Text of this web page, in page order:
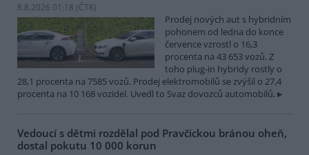
8.8.2026 01:18 (ČTK)
Prodej nových aut s hybridním
pohonem od ledna do konce
července vzrostl o 16,3
procenta na 43 653 vozů. Z
toho plug-in hybridy rostly o
28,1 procenta na 7585 vozů. Prodej elektromobilů se zvýšil o 27,4
procenta na 10 168 vozidel. Uvedl to Svaz dovozců automobilů.
Vedoucí s dětmi rozdělal pod Pravčickou bránou oheň,
dostal pokutu 10 000 korun